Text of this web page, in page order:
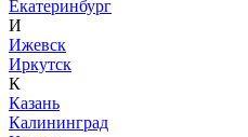
Екатеринбург
И
Ижевск
Иркутск
К
Казань
Калининград